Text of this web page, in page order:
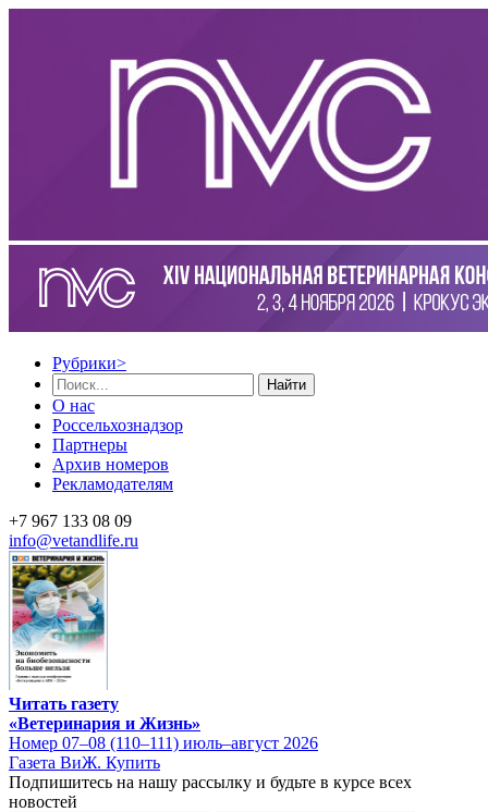
Рубрики>
Найти
О нас
Россельхознадзор
Партнеры
Архив номеров
Рекламодателям
+7 967 133 08 09
info@vetandlife.ru
Читать газету
«Ветеринария и Жизнь»
Номер 07–08 (110–111) июль–август 2026
Газета ВиЖ. Купить
Подпишитесь на нашу рассылку и будьте в курсе всех
новостей